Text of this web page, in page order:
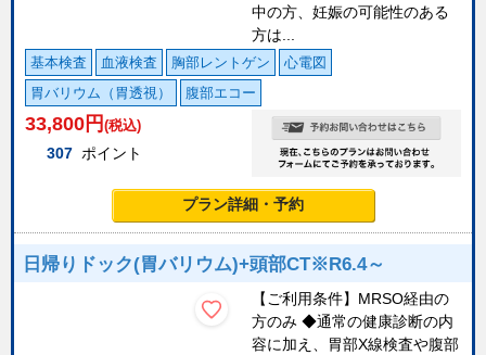
中の方、妊娠の可能性のある
方は...
基本検査 血液検査 胸部レントゲン
心電図
胃バリウム（胃透視）
腹部エコー
33,800 円 (税込)
307 ポイント
プラン詳細・予約
日帰りドック(胃バリウム)+頭部CT※R6.4～
【ご利用条件】MRSO経由の
方のみ ◆通常の健康診断の内
容に加え、胃部X線検査や腹部